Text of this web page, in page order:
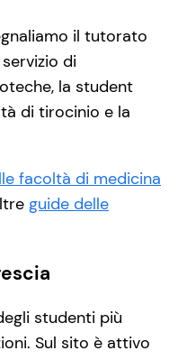
il tutorato
di
la student
di tirocinio e la
facoltà di medicina
guide delle
studenti più
Sul sito è attivo